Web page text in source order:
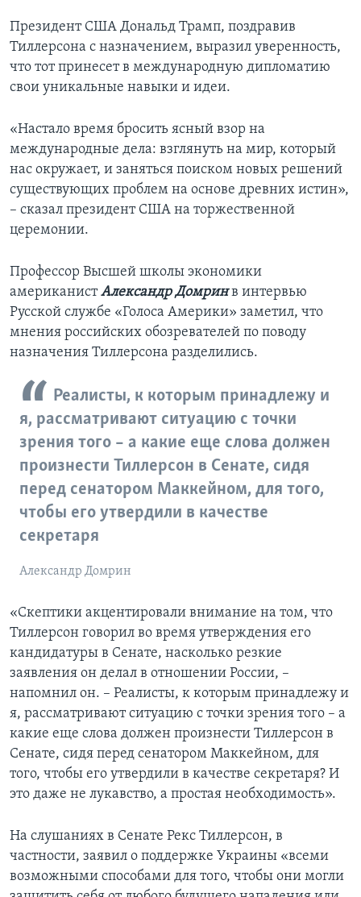
Президент США Дональд Трамп, поздравив
Тиллерсона с назначением, выразил уверенность,
что тот принесет в международную дипломатию
свои уникальные навыки и идеи.
«Настало время бросить ясный взор на
международные дела: взглянуть на мир, который
нас окружает, и заняться поиском новых решений
существующих проблем на основе древних истин»,
– сказал президент США на торжественной
церемонии.
Профессор Высшей школы экономики
американистАлександр Домринв интервью
Русской службе «Голоса Америки» заметил, что
мнения российских обозревателей по поводу
назначения Тиллерсона разделились.
Реалисты, к которым принадлежу и
я, рассматривают ситуацию с точки
зрения того – а какие еще слова должен
произнести Тиллерсон в Сенате, сидя
перед сенатором Маккейном, для того,
чтобы его утвердили в качестве
секретаря
Александр Домрин
«Скептики акцентировали внимание на том, что
Тиллерсон говорил во время утверждения его
кандидатуры в Сенате, насколько резкие
заявления он делал в отношении России, –
напомнил он. – Реалисты, к которым принадлежу и
я, рассматривают ситуацию с точки зрения того – а
какие еще слова должен произнести Тиллерсон в
Сенате, сидя перед сенатором Маккейном, для
того, чтобы его утвердили в качестве секретаря? И
это даже не лукавство, а простая необходимость».
На слушаниях в Сенате Рекс Тиллерсон, в
частности, заявил о поддержке Украины «всеми
возможными способами для того, чтобы они могли